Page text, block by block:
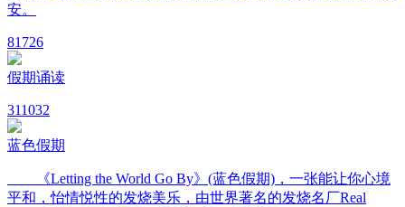
安。
81726
假期诵读
311032
蓝色假期
《Letting the World Go By》(蓝色假期)，一张能让你心境
平和，怡情悦性的发烧美乐，由世界著名的发烧名厂Real